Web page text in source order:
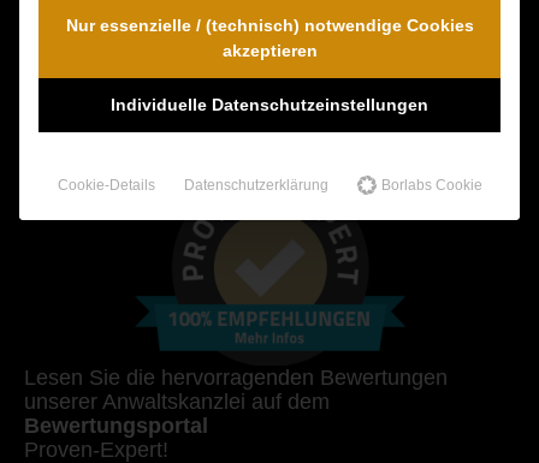
info@schmerzensgeld-spezialisten.de
Zum Kontaktformular
Lesen Sie die hervorragenden Bewertungen
unserer Anwaltskanzlei auf dem
Bewertungsportal
Proven-Expert!
Nur essenzielle / (technisch) notwendige Cookies
akzeptieren
Individuelle Datenschutzeinstellungen
Cookie-Details Datenschutzerklärung Borlabs Cookie